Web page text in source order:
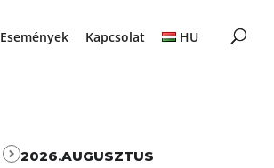
Események Kapcsolat HU
2026.AUGUSZTUS